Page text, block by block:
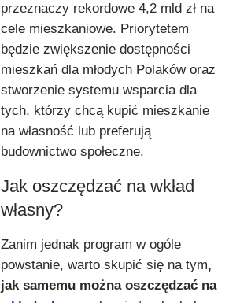
przeznaczy rekordowe 4,2 mld zł na
cele mieszkaniowe. Priorytetem
będzie zwiększenie dostępności
mieszkań dla młodych Polaków oraz
stworzenie systemu wsparcia dla
tych, którzy chcą kupić mieszkanie
na własność lub preferują
budownictwo społeczne.
Jak oszczędzać na wkład
własny?
Zanim jednak program w ogóle
powstanie, warto skupić się na tym,
jak samemu można oszczędzać na